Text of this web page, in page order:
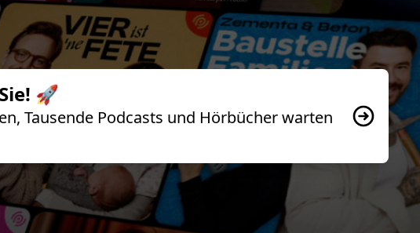
🚀
Tausende Podcasts und Hörbücher warten